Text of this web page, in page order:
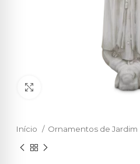
Início Ornamentos de Jardim